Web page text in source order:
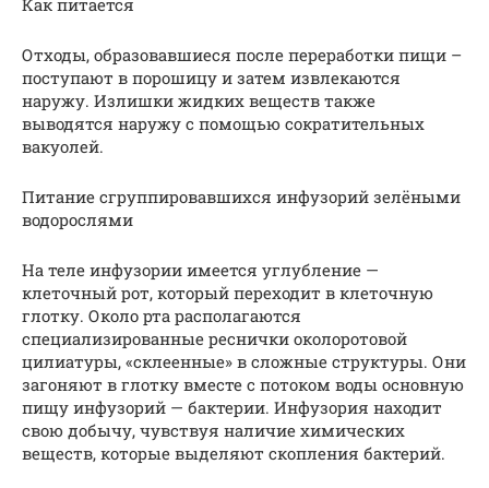
Как питается
Отходы, образовавшиеся после переработки пищи –
поступают в порошицу и затем извлекаются
наружу. Излишки жидких веществ также
выводятся наружу с помощью сократительных
вакуолей.
Питание сгруппировавшихся инфузорий зелёными
водорослями
На теле инфузории имеется углубление —
клеточный рот, который переходит в клеточную
глотку. Около рта располагаются
специализированные реснички околоротовой
цилиатуры, «склеенные» в сложные структуры. Они
загоняют в глотку вместе с потоком воды основную
пищу инфузорий — бактерии. Инфузория находит
свою добычу, чувствуя наличие химических
веществ, которые выделяют скопления бактерий.